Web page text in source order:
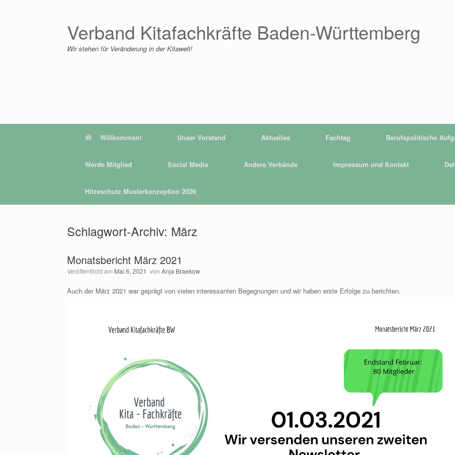
Verband Kitafachkräfte Baden-Württemberg
Wir stehen für Veränderung in der Kitawelt!
Willkommen! Unser Vorstand Aktuelles Fachtag Berufspolitische
Werde Mitglied Social Media Andere Verbände Impressum und Kontakt
Hitzeschutz Musterkonzeption 2026
Schlagwort-Archiv: März
Monatsbericht März 2021
Veröffentlicht am Mai 6, 2021 von Anja Braekow
Auch der März 2021 war geprägt von vielen interessanten Begegnungen und wir haben erste Erfolge zu berichten.